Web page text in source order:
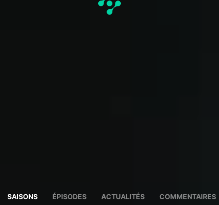
SAISONS ÉPISODES ACTUALITÉS COMMENTAIRES